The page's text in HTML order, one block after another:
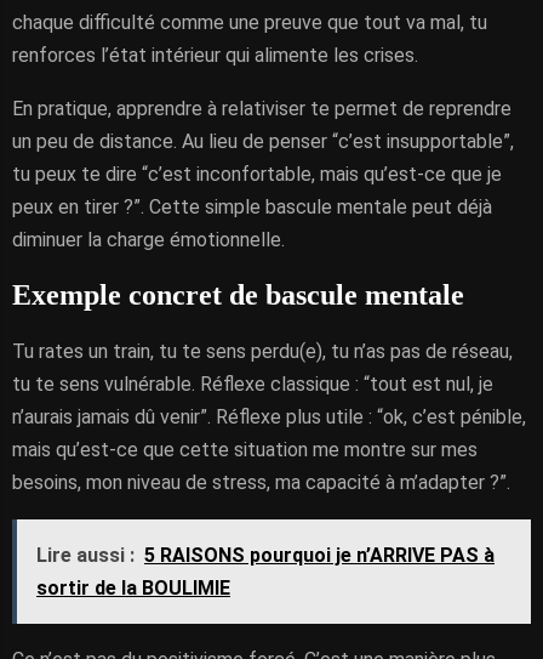
chaque difficulté comme une preuve que tout va mal, tu
renforces l’état intérieur qui alimente les crises.
En pratique, apprendre à relativiser te permet de reprendre
un peu de distance. Au lieu de penser “c’est insupportable”,
tu peux te dire “c’est inconfortable, mais qu’est-ce que je
peux en tirer ?”. Cette simple bascule mentale peut déjà
diminuer la charge émotionnelle.
Exemple concret de bascule mentale
Tu rates un train, tu te sens perdu(e), tu n’as pas de réseau,
tu te sens vulnérable. Réflexe classique : “tout est nul, je
n’aurais jamais dû venir”. Réflexe plus utile : “ok, c’est pénible,
mais qu’est-ce que cette situation me montre sur mes
besoins, mon niveau de stress, ma capacité à m’adapter ?”.
Lire aussi : 5 RAISONS pourquoi je n’ARRIVE PAS à
sortir de la BOULIMIE